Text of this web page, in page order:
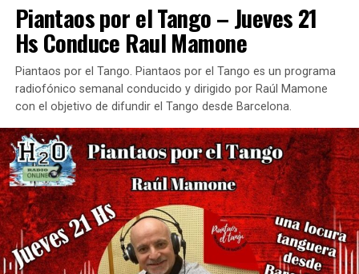
Piantaos por el Tango – Jueves 21
Hs Conduce Raul Mamone
Piantaos por el Tango. Piantaos por el Tango es un programa
radiofónico semanal conducido y dirigido por Raúl Mamone
con el objetivo de difundir el Tango desde Barcelona.